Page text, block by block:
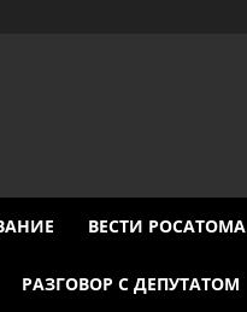
ВЕСТИ РОСАТОМА
РАЗГОВОР С ДЕПУТАТОМ